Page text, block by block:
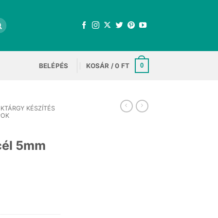
BELÉPÉS KOSÁR /0 FT 0
KÉSZÍTÉS
5mm